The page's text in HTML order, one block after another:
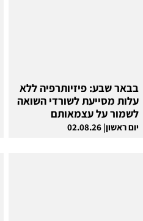
בבאר שבע: פיזיותרפיה ללא
עלות מסייעת לשורדי השואה
לשמור על עצמאותם
יום ראשון| 02.08.26